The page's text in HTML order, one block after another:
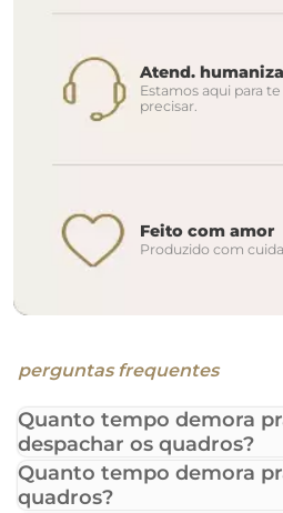
Atend.
Estamos aqui para
precisar.
Feito com amor
Produzido com
perguntas frequentes
Quanto tempo demora
despachar os quadros?
Quanto tempo demora
quadros?